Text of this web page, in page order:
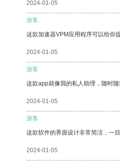
2024-01-05
游客
这款加速器VPM应用程序可以给你
2024-01-05
游客
这款app就像我的私人助理，随时
2024-01-05
游客
这款软件的界面设计非常简洁，一目
2024-01-05